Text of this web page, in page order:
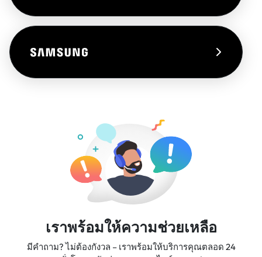
เราพร้อมให้ความช่วยเหลือ
มีคำถาม? ไม่ต้องกังวล – เราพร้อมให้บริการคุณตลอด 24